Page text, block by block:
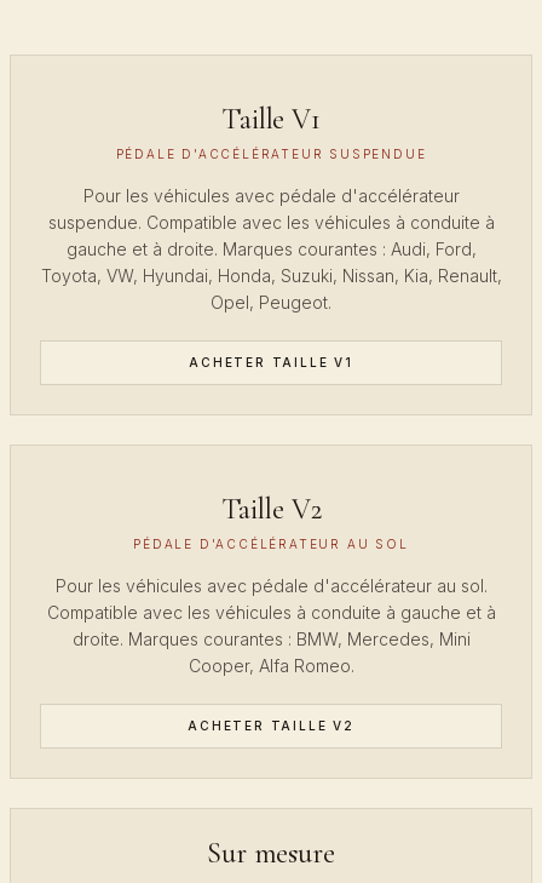
Taille V1
PÉDALE D'ACCÉLÉRATEUR SUSPENDUE
Pour les véhicules avec pédale d'accélérateur
suspendue. Compatible avec les véhicules à conduite à
gauche et à droite. Marques courantes : Audi, Ford,
Toyota, VW, Hyundai, Honda, Suzuki, Nissan, Kia, Renault,
Opel, Peugeot.
ACHETER TAILLE V1
Taille V2
PÉDALE D'ACCÉLÉRATEUR AU SOL
Pour les véhicules avec pédale d'accélérateur au sol.
Compatible avec les véhicules à conduite à gauche et à
droite. Marques courantes : BMW, Mercedes, Mini
Cooper, Alfa Romeo.
ACHETER TAILLE V2
Sur mesure